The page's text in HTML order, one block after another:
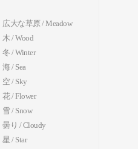
広大な草原 / Meadow
木 / Wood
冬 / Winter
海 / Sea
空 / Sky
花 / Flower
雪 / Snow
曇り / Cloudy
星 / Star